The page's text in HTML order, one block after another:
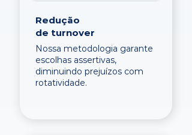
Redução
de turnover
Nossa metodologia garante
escolhas assertivas,
diminuindo prejuízos com
rotatividade.